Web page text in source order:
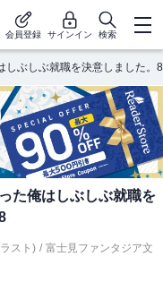
会員登録 サインイン 検索
しぶしぶ就職を決意しました。8
た俺はしぶしぶ就職を
スト) / 富士見ファンタジア文